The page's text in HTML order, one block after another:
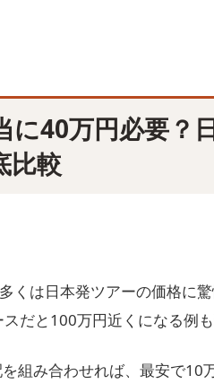
に40万円必要？
比較
くは日本発ツアーの価格に
だと100万円近くになる例も
組み合わせれば、最安で10